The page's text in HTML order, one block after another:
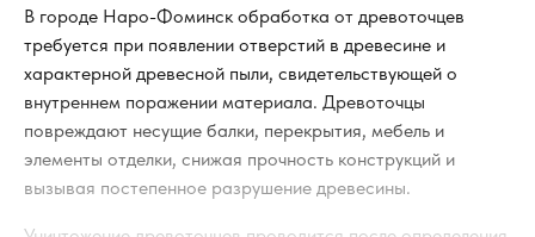
В городе Наро-Фоминскобработка от древоточцев
требуется при появлении отверстий в древесине и
характерной древесной пыли, свидетельствующей о
внутреннем поражении материала. Древоточцы
повреждают несущие балки, перекрытия, мебель и
элементы отделки, снижая прочность конструкций и
вызывая постепенное разрушение древесины.